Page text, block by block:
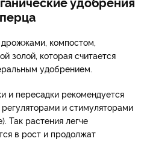
компостом,
золой, которая считается
удобрением.
и пересадки рекомендуется
и стимуляторами
Так растения легче
в рост и продолжат